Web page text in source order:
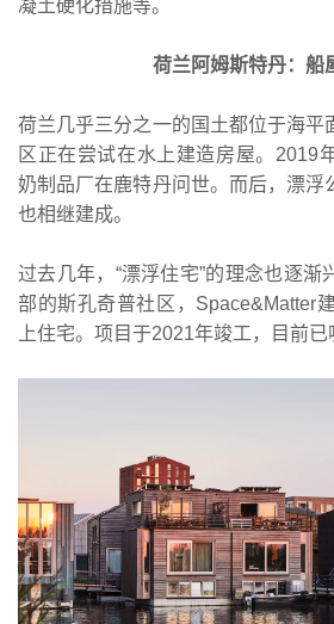
凝土硬化措施等。
荷兰阿姆斯特丹：船
荷兰几乎三分之一的国土都位于海平
区正在尝试在水上建造房屋。2019
奶制品厂在鹿特丹问世。而后，漂浮
也相继建成。
过去几年，“漂浮住宅”的理念也逐渐
部的斯孔奇普社区，Space&Matter
上住宅。项目于2021年竣工，目前已